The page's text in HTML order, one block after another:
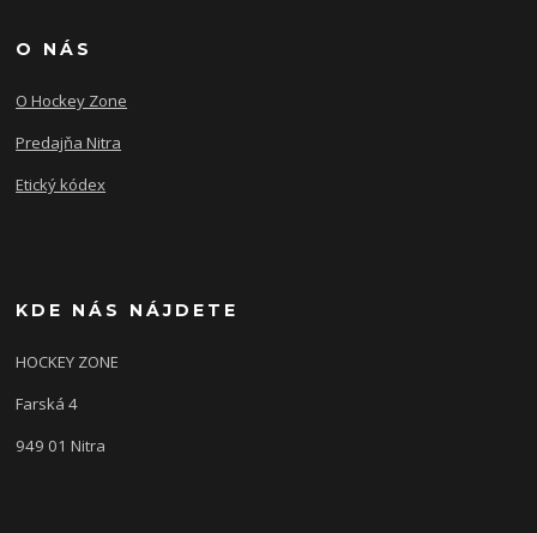
O NÁS
O Hockey Zone
Predajňa Nitra
Etický kódex
KDE NÁS NÁJDETE
HOCKEY ZONE
Farská 4
949 01 Nitra